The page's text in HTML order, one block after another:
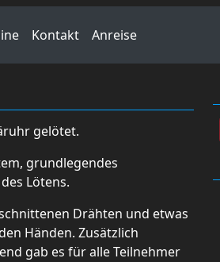
Kontakt Anreise
gelötet.
grundlegendes
Lötens.
Drähten und etwas
Händen. Zusätzlich
gab es für alle Teilnehmer